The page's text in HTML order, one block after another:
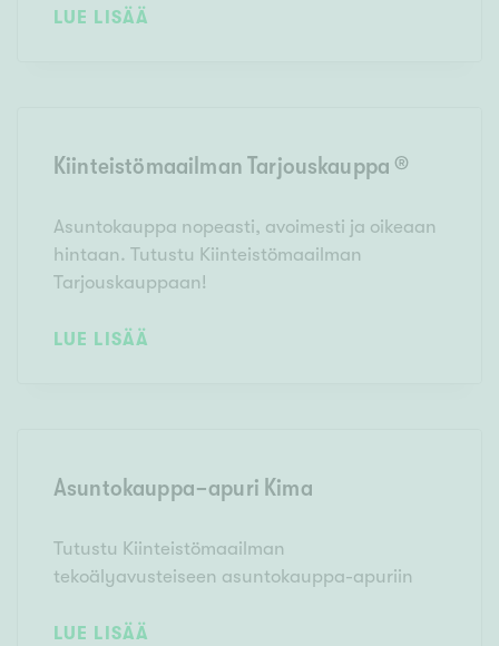
LUE LISÄÄ
Kiinteistömaailman Tarjouskauppa ®
Asuntokauppa nopeasti, avoimesti ja oikeaan
hintaan. Tutustu Kiinteistömaailman
Tarjouskauppaan!
LUE LISÄÄ
Asuntokauppa-apuri Kima
Tutustu Kiinteistömaailman
tekoälyavusteiseen asuntokauppa-apuriin
LUE LISÄÄ